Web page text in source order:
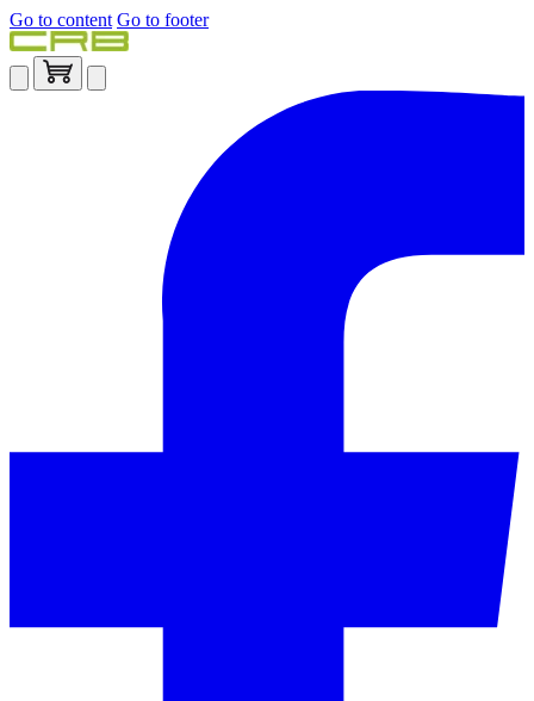
Go to content Go to footer